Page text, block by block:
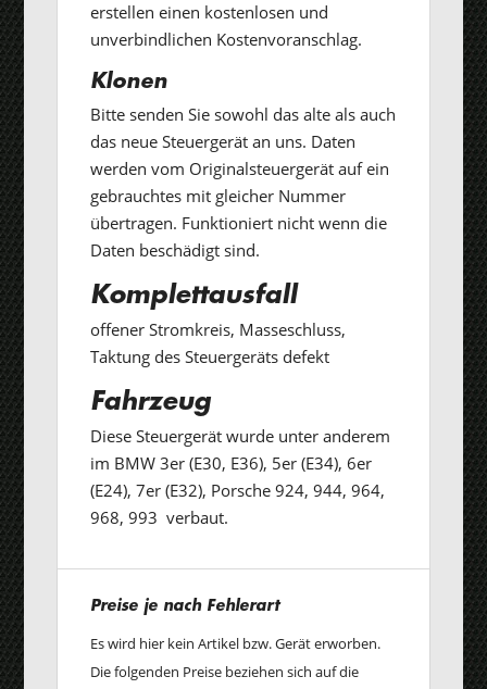
erstellen einen kostenlosen und
unverbindlichen Kostenvoranschlag.
Klonen
Bitte senden Sie sowohl das alte als auch
das neue Steuergerät an uns. Daten
werden vom Originalsteuergerät auf ein
gebrauchtes mit gleicher Nummer
übertragen. Funktioniert nicht wenn die
Daten beschädigt sind.
Komplettausfall
offener Stromkreis, Masseschluss,
Taktung des Steuergeräts defekt
Fahrzeug
Diese Steuergerät wurde unter anderem
im BMW 3er (E30, E36), 5er (E34), 6er
(E24), 7er (E32), Porsche 924, 944, 964,
968, 993 verbaut.
Preise je nach Fehlerart
Es wird hier kein Artikel bzw. Gerät erworben.
Die folgenden Preise beziehen sich auf die